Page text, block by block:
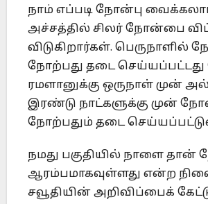
நாம் எப்படி நோன்பு
அச்சத்தில் சிலர் நோன்பை
விடுகிறார்கள். பெருநாளில்
நோற்பது தடை
ரமளானுக்கு ஒருநாள் முன்
இரண்டு நாட்களுக்கு முன்
நோற்பதும் தடை
நமது பகுதியில் நாளை தான்
ஆரம்பமாகவுள்ளது என்ற
சவூதியின் அறிவிப்பைக்